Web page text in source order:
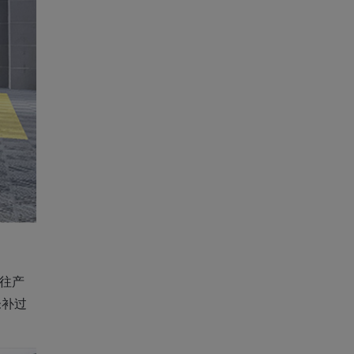
产
过